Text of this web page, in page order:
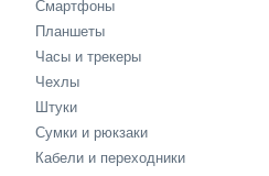
Смартфоны
Планшеты
Часы и трекеры
Чехлы
Штуки
Сумки и рюкзаки
Кабели и переходники